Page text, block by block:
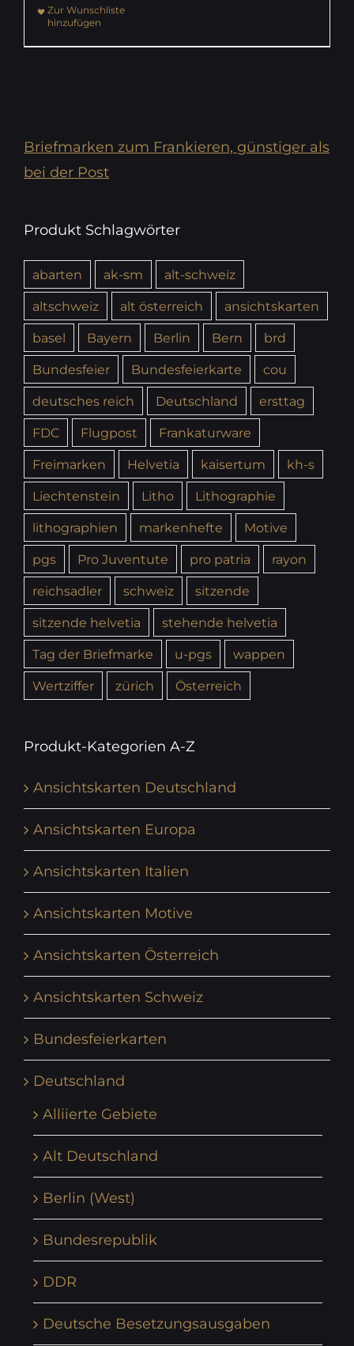
Zur Wunschliste
hinzufügen
Briefmarken zum Frankieren, günstiger als
bei der Post
Produkt Schlagwörter
abarten ak-sm
alt-schweiz
altschweiz
alt österreich
ansichtskarten
basel
Bayern Berlin Bern
brd
Bundesfeier
Bundesfeierkarte
cou
deutsches reich
Deutschland
ersttag
FDC
Flugpost
Frankaturware
Freimarken
Helvetia kaisertum
kh-s
Liechtenstein
Litho
Lithographie
lithographien
markenhefte
Motive
pgs
Pro Juventute pro patria
rayon
reichsadler
schweiz
sitzende
sitzende helvetia
stehende helvetia
Tag der Briefmarke
u-pgs
wappen
Wertziffer
zürich Österreich
Produkt-Kategorien A-Z
Ansichtskarten Deutschland
Ansichtskarten Europa
Ansichtskarten Italien
Ansichtskarten Motive
Ansichtskarten Österreich
Ansichtskarten Schweiz
Bundesfeierkarten
Deutschland
Alliierte Gebiete
Alt Deutschland
Berlin (West)
Bundesrepublik
DDR
Deutsche Besetzungsausgaben